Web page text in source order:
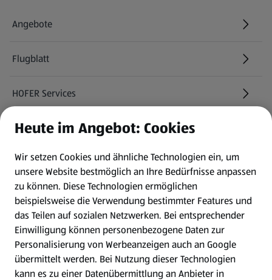
Angebote
Flugblatt
HOFER Services
Newsletter
WhatsApp
Gewinnspiele
Mein HOFER. Meine Einkäufe.
Meine Meinung. Mein HOFER.
Heute im Angebot: Cookies
Wir setzen Cookies und ähnliche Technologien ein, um
unsere Website bestmöglich an Ihre Bedürfnisse anpassen
zu können. Diese Technologien ermöglichen
beispielsweise die Verwendung bestimmter Features und
das Teilen auf sozialen Netzwerken. Bei entsprechender
Einwilligung können personenbezogene Daten zur
Personalisierung von Werbeanzeigen auch an Google
übermittelt werden. Bei Nutzung dieser Technologien
kann es zu einer Datenübermittlung an Anbieter in